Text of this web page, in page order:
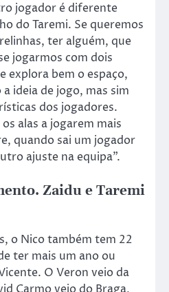
jogador é diferente
do Taremi. Se queremos
ter alguém, que
jogarmos com dois
explora bem o espaço,
ideia de jogo, mas sim
dos jogadores.
alas a jogarem mais
quando sai um jogador
ajuste na equipa”.
Zaidu e Taremi
o Nico também tem 22
ter mais um ano ou
O Veron veio da